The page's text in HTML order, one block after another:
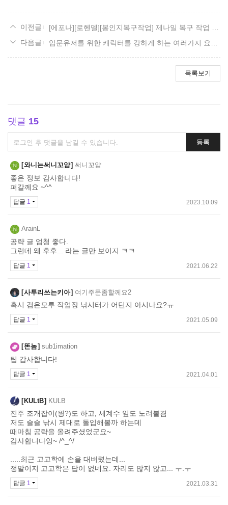
[에포나][로헨델][봉인지복구작업] 제나일 복구 작업 꿀자리!
입문유저를 위한 캐릭터를 강하게 하는 여러가지 요소와 시스템
목록보기
댓글 15
댓
글
쓰
기
등록
와니는써니꼬얌 써니꼬얌
좋은 정보 감사합니다!
퍼갈께요 ~^^
2023.10.09
답글 1
ArainL
공략 글 엄청 좋다.
그런데 왜 후후... 라는 글만 보이지 ㅋㅋ
2021.06.22
답글 1
사투리쓰는키아 여기주문좀할께요2
혹시 검은모루 작업장 낚시터가 어딘지 아시나요?ㅠ
2021.05.09
답글 1
똔놈 sub1imation
팁 갑사합니다!
2021.04.01
답글 1
KULtB KULB
진주 조개잡이(읭?)도 하고, 세계수 잎도 노려볼겸
저도 슬슬 낚시 제대로 돌입해볼까 하는데
때마침 공략을 올려주셨었군요~
감사합니다잉~ /^_^/
.....최근 고고학에 손을 대버렸는데...
정말이지 고고학은 답이 없네요. 자리도 많지 않고... ㅜ.ㅜ
2021.03.31
답글 1